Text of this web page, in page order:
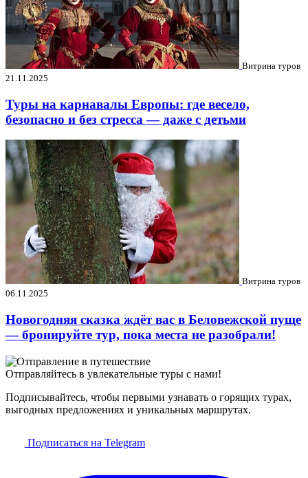
Витрина туров
21.11.2025
Туры на карнавалы Европы: где весело,
безопасно и без стресса — даже с детьми
Витрина туров
06.11.2025
Новогодняя сказка ждёт вас в Беловежской пуще
— бронируйте тур, пока места не разобрали!
Отправляйтесь в увлекательные туры с нами!
Подписывайтесь, чтобы первыми узнавать о горящих турах,
выгодных предложениях и уникальных маршрутах.
Подписаться на Telegram